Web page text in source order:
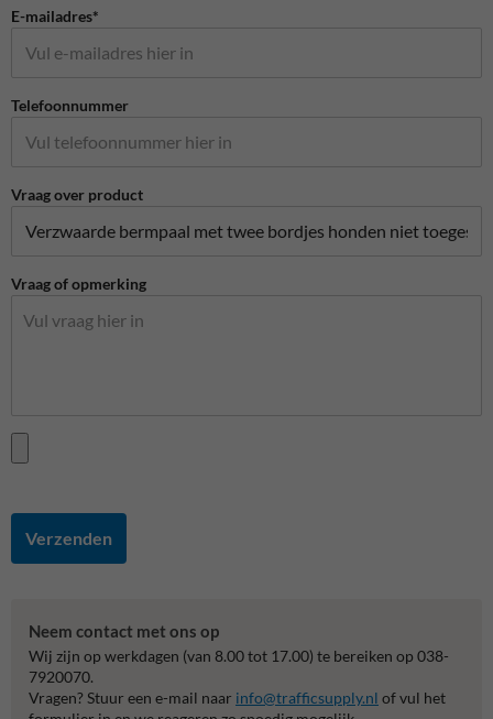
E-mailadres*
Telefoonnummer
Vraag over product
Vraag of opmerking
Verzenden
Neem contact met ons op
Wij zijn op werkdagen (van 8.00 tot 17.00) te bereiken op 038-
7920070.
Vragen? Stuur een e-mail naar info@trafficsupply.nl of vul het